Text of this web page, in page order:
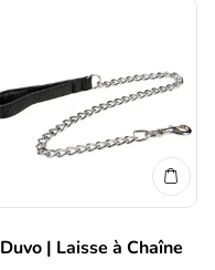
Duvo | Laisse à Chaîne